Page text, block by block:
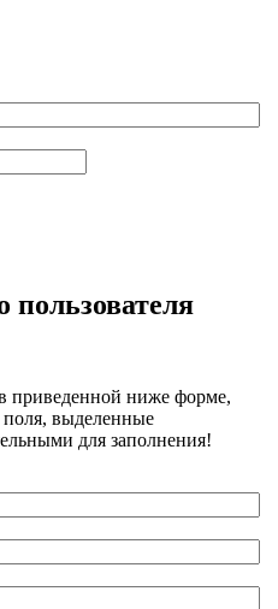
пользователя
приведенной ниже форме,
выделенные
для заполнения!